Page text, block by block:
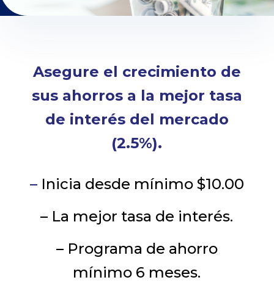
Asegure el crecimiento de
sus ahorros a la mejor tasa
de interés del mercado
(2.5%).
– Inicia desde mínimo $10.00
– La mejor tasa de interés.
– Programa de ahorro
mínimo 6 meses.